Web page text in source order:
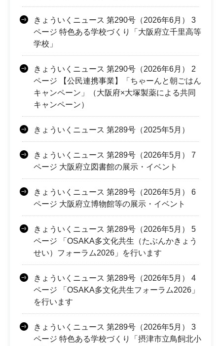
きょういくニュース 第290号（2026年6月） 3
ページ 特色ある学校づくり「大阪府立千里高等
学校」
きょういくニュース 第290号（2026年6月） 2
ページ 【公民連携事業】「ちゃーんと朝ごはん
キャンペーン」（大阪府×大塚製薬による共同
キャンペーン）
きょういくニュース 第289号（2025年5月）
きょういくニュース 第289号（2026年5月） 7
ページ 大阪府立図書館の展示・イベント
きょういくニュース 第289号（2026年5月） 6
ページ 大阪府立博物館等の展示・イベント
きょういくニュース 第289号（2026年5月） 5
ページ 「OSAKA多文化共生（たぶんかきょう
せい）フォーラム2026」を行います
きょういくニュース 第289号（2026年5月） 4
ページ 「OSAKA多文化共生フォーラム2026」
を行います
きょういくニュース 第289号（2026年5月） 3
ページ 特色ある学校づくり「摂津市立鳥飼北小